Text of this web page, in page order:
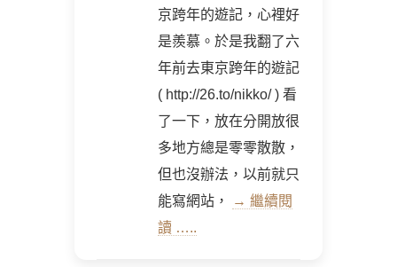
京跨年的遊記，心裡好
是羨慕。於是我翻了六
年前去東京跨年的遊記
( http://26.to/nikko/ ) 看
了一下，放在分開放很
多地方總是零零散散，
但也沒辦法，以前就只
能寫網站，
→ 繼續閱
讀 …..